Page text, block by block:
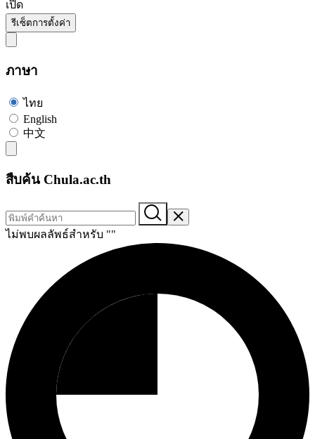
เปิด
รีเซ็ตการตั้งค่า
ภาษา
ไทย
English
中文
สืบค้น Chula.ac.th
ไม่พบผลลัพธ์สำหรับ ""